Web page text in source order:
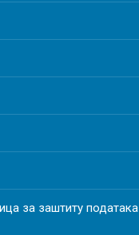
за заштиту података